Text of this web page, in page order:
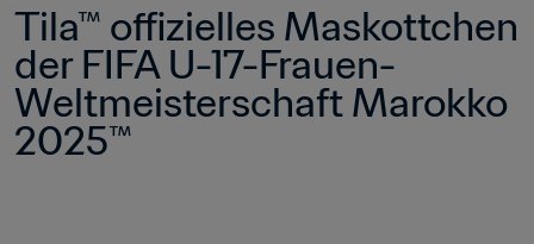
Tila™ offizielles Maskottchen
der FIFA U-17-Frauen-
Weltmeisterschaft Marokko
2025™